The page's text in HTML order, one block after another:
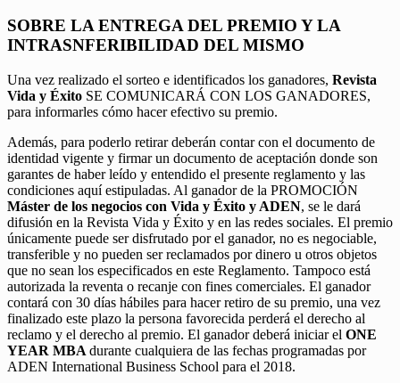
SOBRE LA ENTREGA DEL PREMIO Y LA
INTRASNFERIBILIDAD DEL MISMO
Una vez realizado el sorteo e identificados los ganadores, Revista
Vida y Éxito SE COMUNICARÁ CON LOS GANADORES,
para informarles cómo hacer efectivo su premio.
Además, para poderlo retirar deberán contar con el documento de
identidad vigente y firmar un documento de aceptación donde son
garantes de haber leído y entendido el presente reglamento y las
condiciones aquí estipuladas. Al ganador de la PROMOCIÓN
Máster de los negocios con Vida y Éxito y ADEN, se le dará
difusión en la Revista Vida y Éxito y en las redes sociales. El premio
únicamente puede ser disfrutado por el ganador, no es negociable,
transferible y no pueden ser reclamados por dinero u otros objetos
que no sean los especificados en este Reglamento. Tampoco está
autorizada la reventa o recanje con fines comerciales. El ganador
contará con 30 días hábiles para hacer retiro de su premio, una vez
finalizado este plazo la persona favorecida perderá el derecho al
reclamo y el derecho al premio. El ganador deberá iniciar el ONE
YEAR MBA durante cualquiera de las fechas programadas por
ADEN International Business School para el 2018.